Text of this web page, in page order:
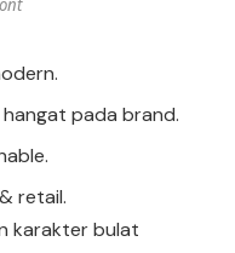
hangat pada brand.
retail.
karakter bulat